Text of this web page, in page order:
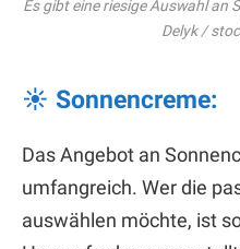
Es gibt eine riesige Auswahl
Delyk /
☀ Sonnencreme:
Das Angebot an
umfangreich. Wer die
auswählen möchte, ist